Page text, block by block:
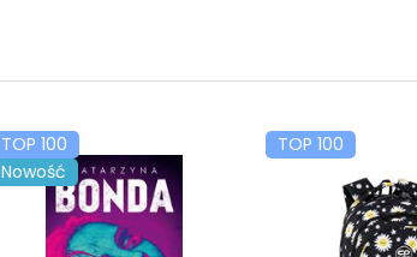
TOP 100
Nowość
TOP 100